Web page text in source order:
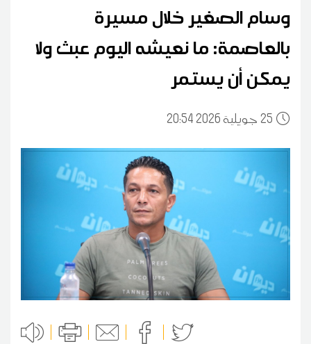
وسام الصغير خلال مسيرة
بالعاصمة: ما نعيشه اليوم عبث ولا
يمكن أن يستمر
25 20:54 2026 جويلية